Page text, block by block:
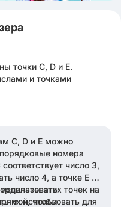
точки C, D и E.
и точками
C, D и E можно
номера
число 3,
число 4, а точке E –
чтобы
этих точек на
их использовать для